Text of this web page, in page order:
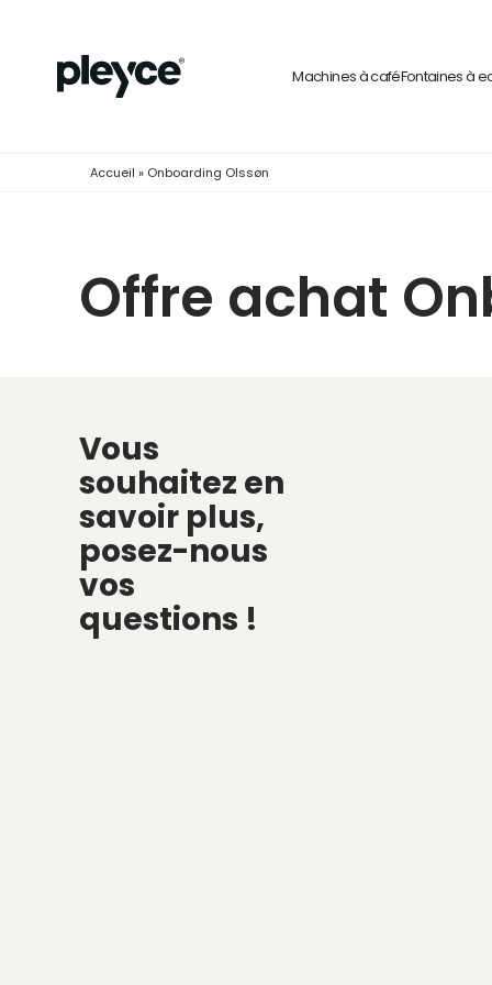
Machines à caféFontaines à
Accueil » Onboarding Olssøn
Offre achat
Vous
souhaitez en
savoir plus,
posez-nous
vos
questions !